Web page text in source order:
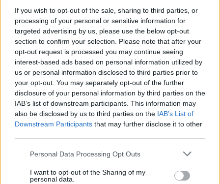
If you wish to opt-out of the sale, sharing to third parties, or
processing of your personal or sensitive information for
targeted advertising by us, please use the below opt-out
section to confirm your selection. Please note that after your
opt-out request is processed you may continue seeing
interest-based ads based on personal information utilized by
us or personal information disclosed to third parties prior to
your opt-out. You may separately opt-out of the further
disclosure of your personal information by third parties on the
IAB’s list of downstream participants. This information may
also be disclosed by us to third parties on the IAB’s List of
Downstream Participants that may further disclose it to other
Personal Data Processing Opt Outs
I want to opt-out of the Sharing of my
personal data.
zagrał z coL na dwóch Majorach, tj. w Kopenhadze i
Szanghaju. Do tego on i jego partnerzy okazali się
najlepsi podczas ESL Challenger Jönköping 2024 oraz
zajęli drugie miejsce podczas Intel Extreme Masters
Sydney 2023. Dodatkowo EliGE był współautorem 5.
miejsca w rankingu HLTV – najlepszego w historii
Complexity.
Więcej informacji o zimowych transferach na scenie
Counter-Strike'a 2: